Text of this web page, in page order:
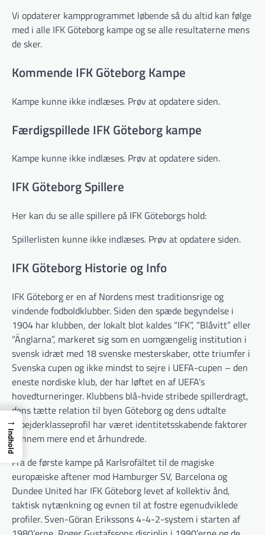
Vi opdaterer kampprogrammet løbende så du altid kan følge
med i alle IFK Göteborg kampe og se alle resultaterne mens
de sker.
Kommende IFK Göteborg Kampe
Kampe kunne ikke indlæses. Prøv at opdatere siden.
Færdigspillede IFK Göteborg kampe
Kampe kunne ikke indlæses. Prøv at opdatere siden.
IFK Göteborg Spillere
Her kan du se alle spillere på IFK Göteborgs hold:
Spillerlisten kunne ikke indlæses. Prøv at opdatere siden.
IFK Göteborg Historie og Info
IFK Göteborg er en af Nordens mest traditionsrige og
vindende fodboldklubber. Siden den spæde begyndelse i
1904 har klubben, der lokalt blot kaldes “IFK”, “Blåvitt” eller
“Änglarna”, markeret sig som en uomgængelig institution i
svensk idræt med 18 svenske mesterskaber, otte triumfer i
Svenska cupen og ikke mindst to sejre i UEFA-cupen – den
eneste nordiske klub, der har løftet en af UEFA’s
hovedturneringer. Klubbens blå-hvide stribede spillerdragt,
dens tætte relation til byen Göteborg og dens udtalte
arbejderklasseprofil har været identitetsskabende faktorer
gennem mere end et århundrede.
Fra de første kampe på Karlsrofältet til de magiske
europæiske aftener mod Hamburger SV, Barcelona og
Dundee United har IFK Göteborg levet af kollektiv ånd,
taktisk nytænkning og evnen til at fostre egenudviklede
profiler. Sven-Göran Erikssons 4-4-2-system i starten af
→
Indhold